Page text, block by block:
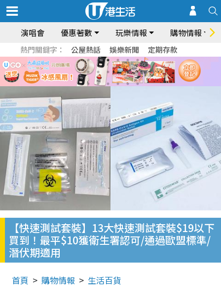
演唱會 優惠著數 玩樂情報 購物情報
熱門關鍵字： 公屋熱話 娛樂新聞 定期存款
【快速測試套裝】13大快速測試套裝$19以下
買到！最平$10獲衛生署認可/通過歐盟標準/
潛伏期適用
首頁 購物情報 生活百貨